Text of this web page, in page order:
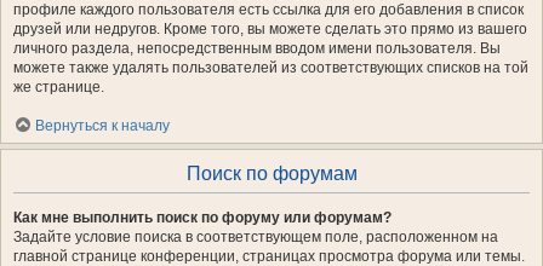
профиле каждого пользователя есть ссылка для его добавления в список
друзей или недругов. Кроме того, вы можете сделать это прямо из вашего
личного раздела, непосредственным вводом имени пользователя. Вы
можете также удалять пользователей из соответствующих списков на той
же странице.
Вернуться к началу
Поиск по форумам
Как мне выполнить поиск по форуму или форумам?
Задайте условие поиска в соответствующем поле, расположенном на
главной странице конференции, страницах просмотра форума или темы.